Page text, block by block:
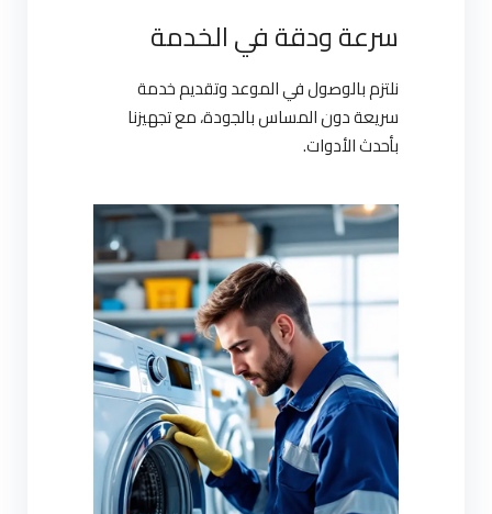
سرعة ودقة في الخدمة
نلتزم بالوصول في الموعد وتقديم خدمة
سريعة دون المساس بالجودة، مع تجهيزنا
بأحدث الأدوات.